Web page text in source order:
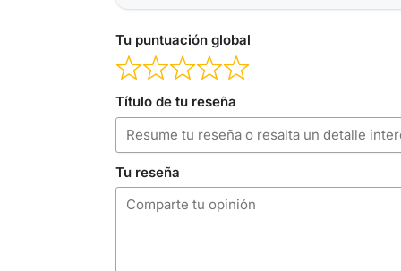
Tu puntuación global
Título de tu reseña
Tu reseña